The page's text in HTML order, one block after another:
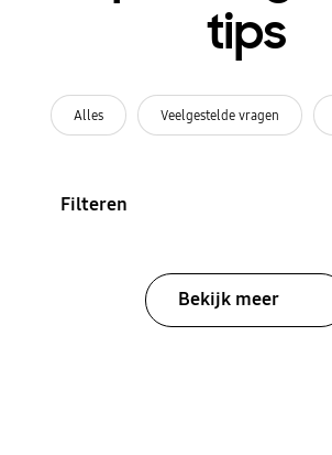
tips
Alles Veelgestelde vragen
Filteren
Bekijk meer